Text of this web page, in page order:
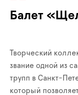
Балет
Творческий
звание одной из
трупп в Санкт-
который